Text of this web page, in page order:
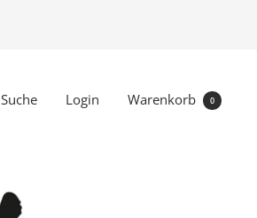
Suche Login Warenkorb 0